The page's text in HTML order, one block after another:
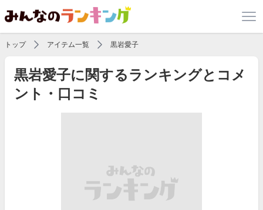
トップ アイテム一覧 黒岩愛子
黒岩愛子に関するランキングとコメ
ント・口コミ